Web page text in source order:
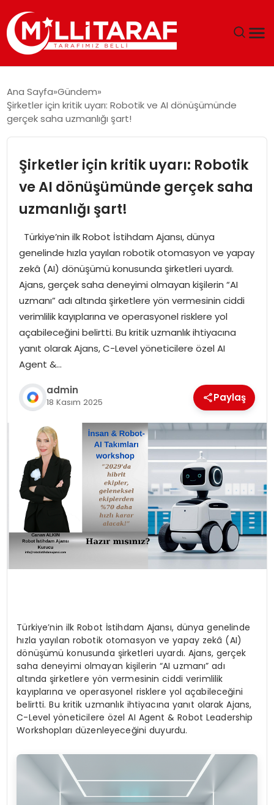
ÖZEL SAYFALAR
EKONOMI
SPOR
SIYASET
MAGAZIN
Ana Sayfa Gündem
Şirketler için kritik uyarı: Robotik ve AI dönüşümünde
gerçek saha uzmanlığı şart!
Şirketler için kritik uyarı: Robotik
ve AI dönüşümünde gerçek saha
uzmanlığı şart!
Türkiye’nin ilk Robot İstihdam Ajansı, dünya
genelinde hızla yayılan robotik otomasyon ve yapay
zekâ (AI) dönüşümü konusunda şirketleri uyardı.
Ajans, gerçek saha deneyimi olmayan kişilerin “AI
uzmanı” adı altında şirketlere yön vermesinin ciddi
verimlilik kayıplarına ve operasyonel risklere yol
açabileceğini belirtti. Bu kritik uzmanlık ihtiyacına
yanıt olarak Ajans, C-Level yöneticilere özel AI
Agent &…
admin
18 Kasım 2025 Paylaş
Türkiye’nin ilk Robot İstihdam Ajansı, dünya genelinde
hızla yayılan robotik otomasyon ve yapay zekâ (AI)
dönüşümü konusunda şirketleri uyardı. Ajans, gerçek
saha deneyimi olmayan kişilerin “AI uzmanı” adı
altında şirketlere yön vermesinin ciddi verimlilik
kayıplarına ve operasyonel risklere yol açabileceğini
belirtti. Bu kritik uzmanlık ihtiyacına yanıt olarak Ajans,
C-Level yöneticilere özel AI Agent & Robot Leadership
Workshopları düzenleyeceğini duyurdu.